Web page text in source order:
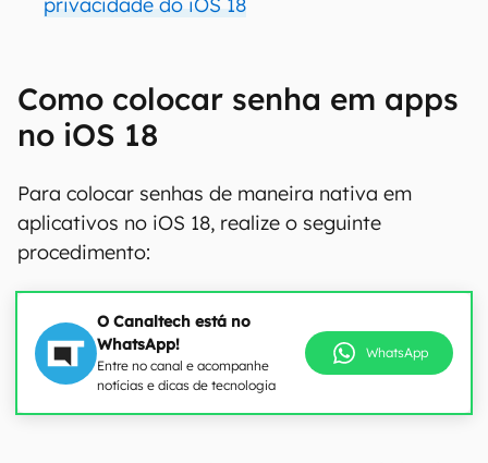
Como colocar senha em apps
no iOS 18
Para colocar senhas de maneira nativa em
aplicativos no iOS 18, realize o seguinte
procedimento:
O Canaltech está no
WhatsApp!
Entre no canal e acompanhe
notícias e dicas de tecnologia
WhatsApp